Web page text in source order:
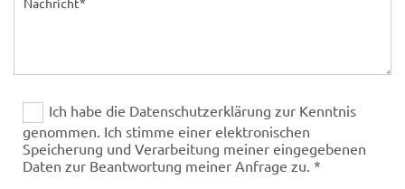
Ich habe die Datenschutzerklärung zur Kenntnis
genommen. Ich stimme einer elektronischen
Speicherung und Verarbeitung meiner eingegebenen
Daten zur Beantwortung meiner Anfrage zu. *